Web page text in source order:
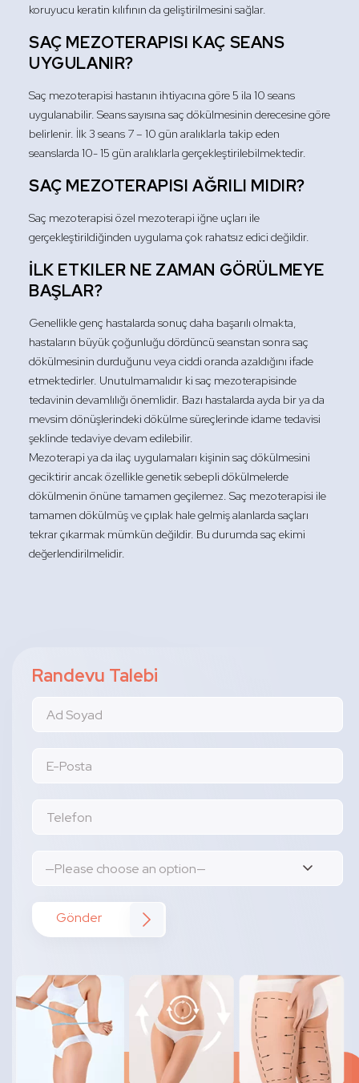
koruyucu keratin kılıfının da geliştirilmesini sağlar.
SAÇ MEZOTERAPISI KAÇ SEANS
UYGULANIR?
Saç mezoterapisi hastanın ihtiyacına göre 5 ila 10 seans
uygulanabilir. Seans sayısına saç dökülmesinin derecesine göre
belirlenir. İlk 3 seans 7 – 10 gün aralıklarla takip eden
seanslarda 10- 15 gün aralıklarla gerçekleştirilebilmektedir.
SAÇ MEZOTERAPISI AĞRILI MIDIR?
Saç mezoterapisi özel mezoterapi iğne uçları ile
gerçekleştirildiğinden uygulama çok rahatsız edici değildir.
İLK ETKILER NE ZAMAN GÖRÜLMEYE
BAŞLAR?
Genellikle genç hastalarda sonuç daha başarılı olmakta,
hastaların büyük çoğunluğu dördüncü seanstan sonra saç
dökülmesinin durduğunu veya ciddi oranda azaldığını ifade
etmektedirler. Unutulmamalıdır ki saç mezoterapisinde
tedavinin devamlılığı önemlidir. Bazı hastalarda ayda bir ya da
mevsim dönüşlerindeki dökülme süreçlerinde idame tedavisi
şeklinde tedaviye devam edilebilir.
Mezoterapi ya da ilaç uygulamaları kişinin saç dökülmesini
geciktirir ancak özellikle genetik sebepli dökülmelerde
dökülmenin önüne tamamen geçilemez. Saç mezoterapisi ile
tamamen dökülmüş ve çıplak hale gelmiş alanlarda saçları
tekrar çıkarmak mümkün değildir. Bu durumda saç ekimi
değerlendirilmelidir.
Randevu Talebi
Gönder